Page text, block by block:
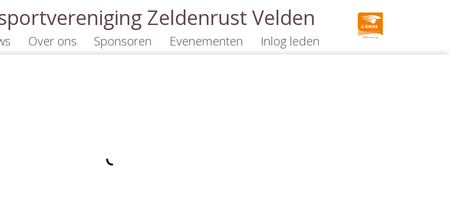
Zeldenrust Velden
Over ons
Sponsoren
Evenementen
Inlog leden